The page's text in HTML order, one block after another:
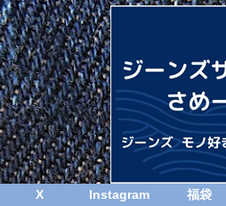
X Instagram 福袋